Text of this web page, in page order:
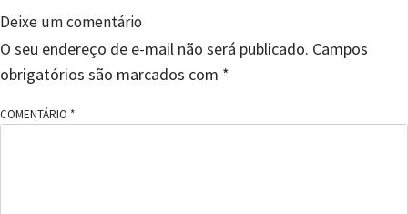
Deixe um comentário
O seu endereço de e-mail não será publicado. Campos
obrigatórios são marcados com *
COMENTÁRIO *